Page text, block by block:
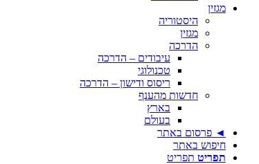
מגזין
היסטוריה
מגזין
הדרכה
עיבודים – הדרכה
טכנולוגי
ריסוס ודישון – הדרכה
חדשות מהענף
בארץ
בעולם
◄ פרסום באתר
חיפוש באתר
תפריט תפריט